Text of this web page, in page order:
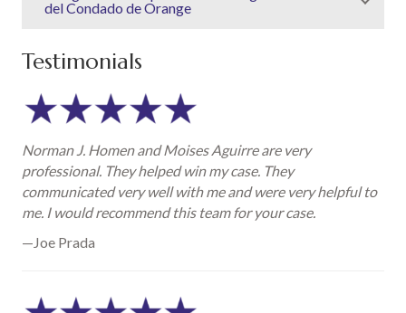
del Condado de Orange
Testimonials
Norman J. Homen and Moises Aguirre are very
professional. They helped win my case. They
communicated very well with me and were very helpful to
me. I would recommend this team for your case.
—Joe Prada